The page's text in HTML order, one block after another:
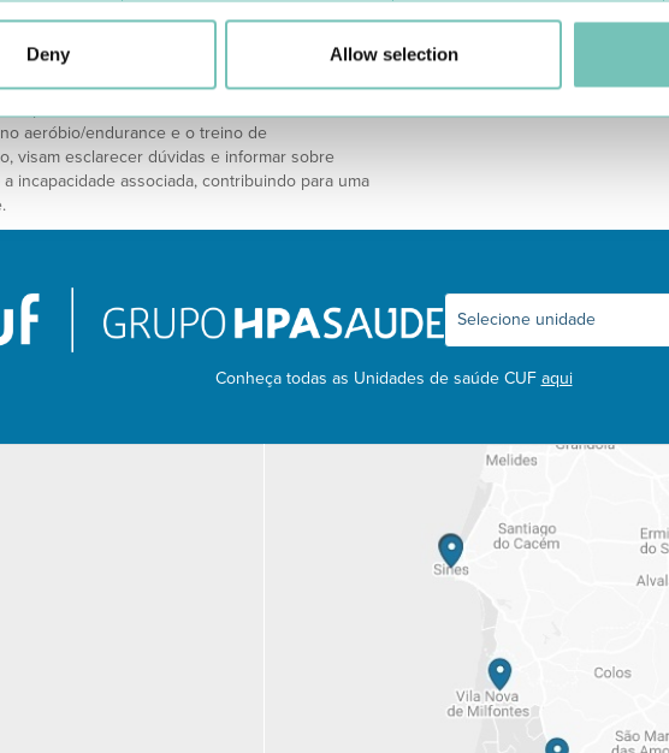
Deny Allow selection
organizam-se em duas componentes
as sessões de educação. O exercício físico
para a definição de cargas de treino e
é permanente durante as sessões. O exercício
aeróbio/endurance e o treino de
visam esclarecer dúvidas e informar sobre
incapacidade associada, contribuindo para uma
Conheça todas as Unidades de saúde CUF aqui